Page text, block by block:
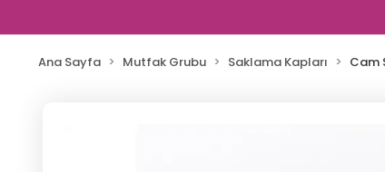
Ana Sayfa Mutfak Grubu Saklama Kapları Cam